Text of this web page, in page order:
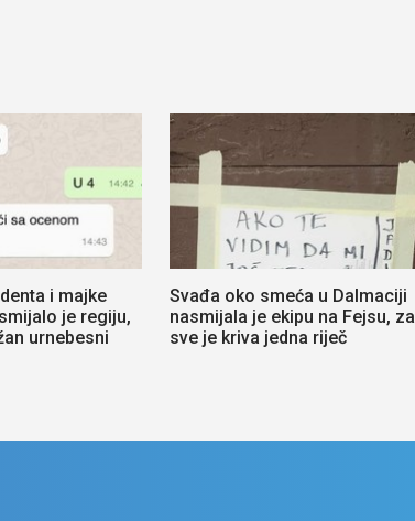
i majke
je regiju,
urnebesni
Svađa oko smeća u Dalmaciji
nasmijala je ekipu na Fejsu, za
sve je kriva jedna riječ